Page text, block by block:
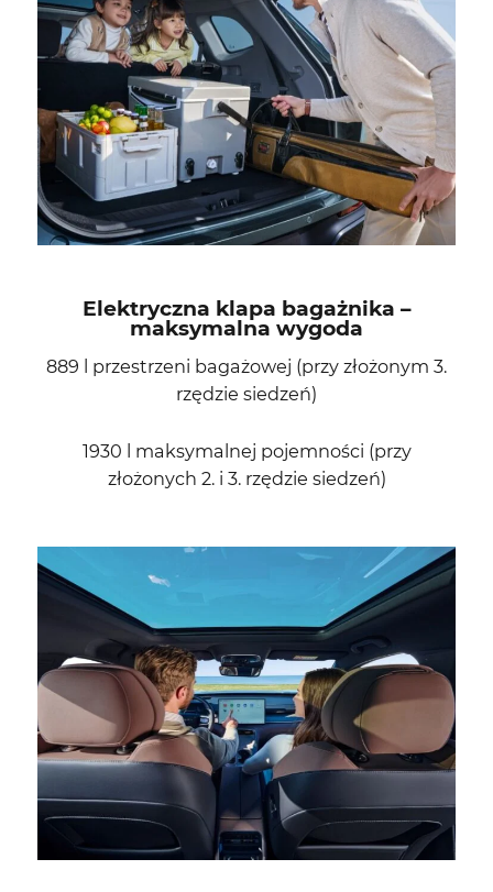
Elektryczna klapa bagażnika –
maksymalna wygoda
889 l przestrzeni bagażowej (przy złożonym 3.
rzędzie siedzeń)
1930 l maksymalnej pojemności (przy
złożonych 2. i 3. rzędzie siedzeń)